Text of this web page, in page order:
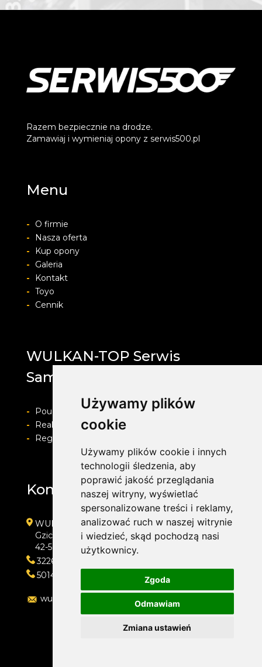
Używamy plików
cookie
Używamy plików cookie i innych
technologii śledzenia, aby
poprawić jakość przeglądania
naszej witryny, wyświetlać
spersonalizowane treści i reklamy,
analizować ruch w naszej witrynie
i wiedzieć, skąd pochodzą nasi
użytkownicy.
Zgoda
Odmawiam
Zmiana ustawień
Razem bezpiecznie na drodze.
Zamawiaj i wymieniaj opony z serwis500.pl
Menu
-
O firmie
-
Nasza oferta
-
Kup opony
-
Galeria
-
Kontakt
- Toyo
-
Cennik
WULKAN-TOP Serwis
Samochodowy
-
Pouczenie o prawie do odstapienia od umowy
-
Realizacja zamówienia i formy płatności
-
Regulamin i Polityka prywatności
Kontakt
WULKAN-TOP Serwis Samochodowy
Gzichowska 108
42-504 Będzin
322692033
501410313
wulkan-top@wp.pl